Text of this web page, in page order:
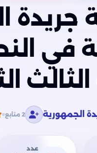
جريدة
في
الجمهورية 2 متابع
عدد